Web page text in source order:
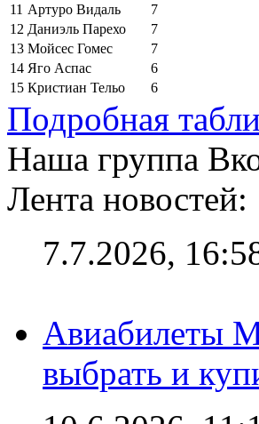
11 Артуро Видаль
7
12 Даниэль Парехо
7
13 Мойсес Гомес
7
14 Яго Аспас
6
15 Кристиан Тельо 6
Подробная
Наша группа
Лента новостей:
7.7.2026,
Авиабилеты
выбрать и